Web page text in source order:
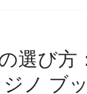
選び方
ノ ブ